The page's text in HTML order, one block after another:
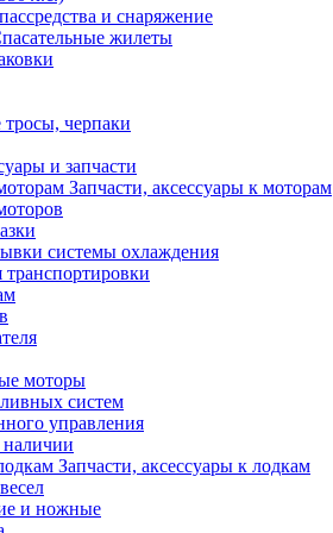
и снаряжение
жилеты
тросы, черпаки
и запчасти
Запчасти, аксессуары к моторам
системы охлаждения
моторы
систем
управления
Запчасти, аксессуары к лодкам
и ножные